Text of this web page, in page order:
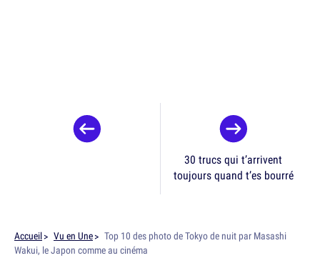
30 trucs qui t’arrivent
toujours quand t’es bourré
Accueil Vu en Une
Top 10 des photo de Tokyo de nuit par Masashi
Wakui, le Japon comme au cinéma